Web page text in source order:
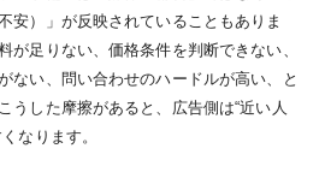
安）」が反映されていることもありま
が足りない、価格条件を判断できない、
ない、問い合わせのハードルが高い、と
うした摩擦があると、広告側は“近い人
なります。